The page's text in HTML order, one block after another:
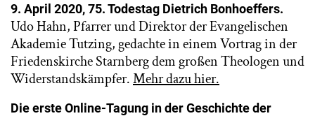
9. April 2020, 75. Todestag Dietrich Bonhoeffers.
Udo Hahn, Pfarrer und Direktor der Evangelischen
Akademie Tutzing, gedachte in einem Vortrag in der
Friedenskirche Starnberg dem großen Theologen und
Widerstandskämpfer.Mehr dazu hier.
Die erste Online-Tagung in der Geschichte der